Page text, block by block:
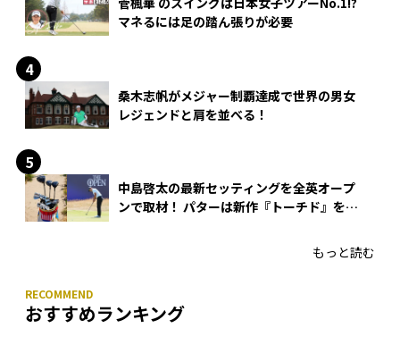
マネるには足の踏ん張りが必要
桑木志帆がメジャー制覇達成で世界の男女
レジェンドと肩を並べる！
中島啓太の最新セッティングを全英オープ
ンで取材！ パターは新作『トーチド』を投
もっと読む
おすすめランキング